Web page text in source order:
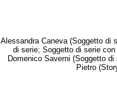
Alessandra Caneva(Soggetto di
di serie; Soggetto di serie
Domenico Saverni (Soggetto
Pietro